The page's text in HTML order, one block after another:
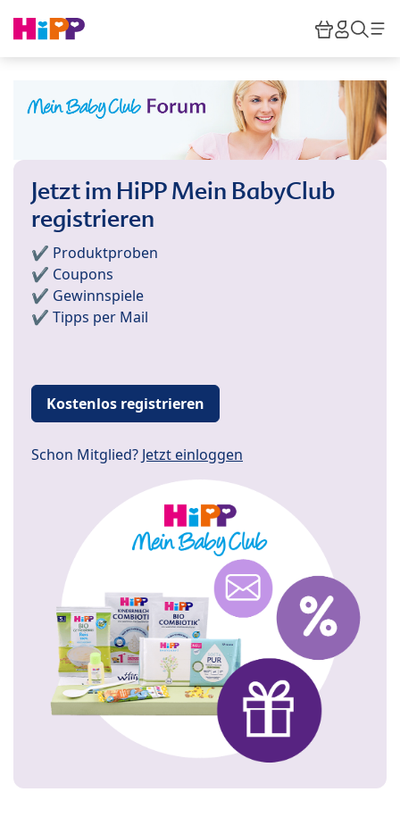
HiPP
Jetzt im HiPP Mein BabyClub
registrieren
✔️ Produktproben
✔️ Coupons
✔️ Gewinnspiele
✔️ Tipps per Mail
Kostenlos registrieren
Schon Mitglied? Jetzt einloggen